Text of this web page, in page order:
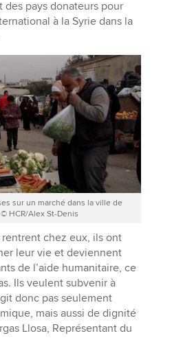
pays donateurs pour
à la Syrie dans la
sur un marché dans la ville de
HCR/Alex St-Denis
chez eux, ils ont
leur vie et deviennent
de l’aide humanitaire, ce
Ils veulent subvenir à
donc pas seulement
mais aussi de dignité
Llosa, Représentant du